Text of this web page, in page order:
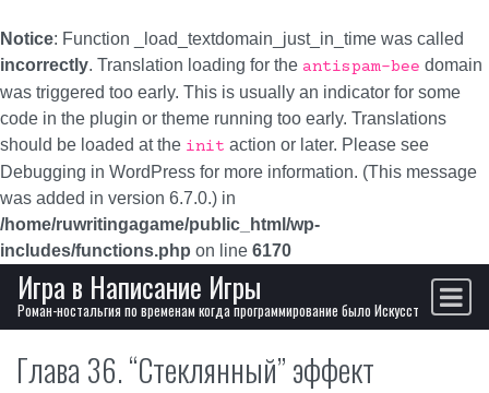
Notice: Function _load_textdomain_just_in_time was called
incorrectly. Translation loading for the antispam-bee domain
was triggered too early. This is usually an indicator for some
code in the plugin or theme running too early. Translations
should be loaded at the init action or later. Please see
Debugging in WordPress for more information. (This message
was added in version 6.7.0.) in
/home/ruwritingagame/public_html/wp-
includes/functions.php on line 6170
Skip to content
Main Navigation
Игра в Написание Игры
Роман-ностальгия по временам когда программирование было Искусством, а не
Глава 36. “Стеклянный” эффект